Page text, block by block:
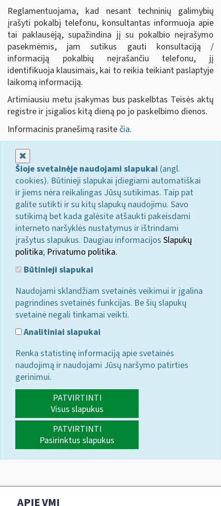
Reglamentuojama, kad nesant techninių galimybių
įrašyti pokalbį telefonu, konsultantas informuoja apie
tai paklausėją, supažindina jį su pokalbio neįrašymo
pasekmėmis, jam sutikus gauti konsultaciją /
informaciją pokalbių neįrašančiu telefonu, jį
identifikuoja klausimais, kai to reikia teikiant paslaptyje
laikomą informaciją.
Artimiausiu metu įsakymas bus paskelbtas Teisės aktų
registre ir įsigalios kitą dieną po jo paskelbimo dienos.
Informacinis pranešimą rasite čia.
Šioje svetainėje naudojami slapukai (angl.
cookies). Būtinieji slapukai įdiegiami automatiškai
ir jiems nėra reikalingas Jūsų sutikimas. Taip pat
galite sutikti ir su kitų slapukų naudojimu. Savo
sutikimą bet kada galėsite atšaukti pakeisdami
interneto naršyklės nustatymus ir ištrindami
įrašytus slapukus. Daugiau informacijos Slapukų
politika; Privatumo politika.
Būtinieji slapukai
Naudojami sklandžiam svetainės veikimui ir įgalina
pagrindines svetainės funkcijas. Be šių slapukų
svetainė negali tinkamai veikti.
Analitiniai slapukai
Renka statistinę informaciją apie svetainės
naudojimą ir naudojami Jūsų naršymo patirties
gerinimui.
PATVIRTINTI
Visus slapukus
PATVIRTINTI
Pasirinktus slapukus
APIE VMI